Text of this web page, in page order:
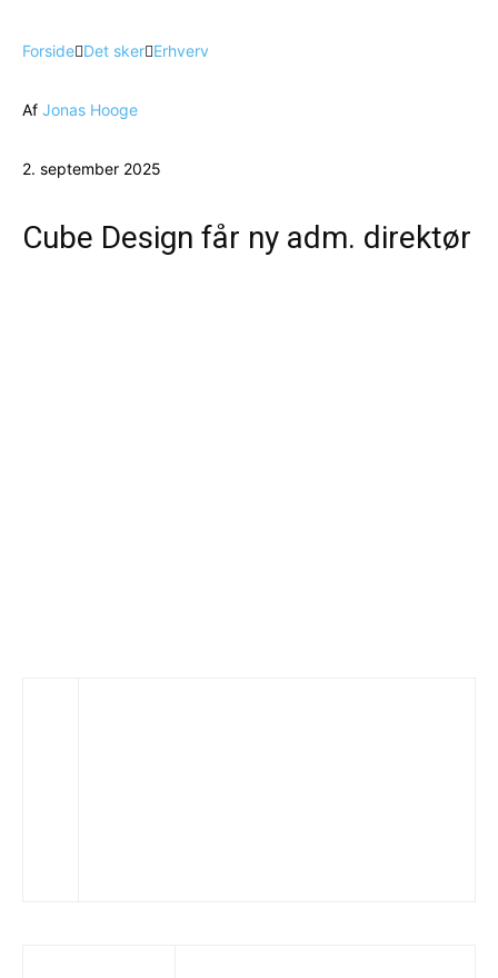
Forside Det sker Erhverv
Af Jonas Hooge
2. september 2025
Cube Design får ny adm. direktør